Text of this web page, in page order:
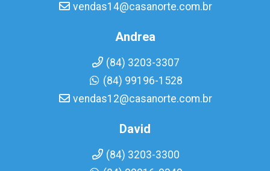
vendas14@casanorte.com.br
Andrea
(84) 3203-3307
(84) 99196-1528
vendas12@casanorte.com.br
David
(84) 3203-3300